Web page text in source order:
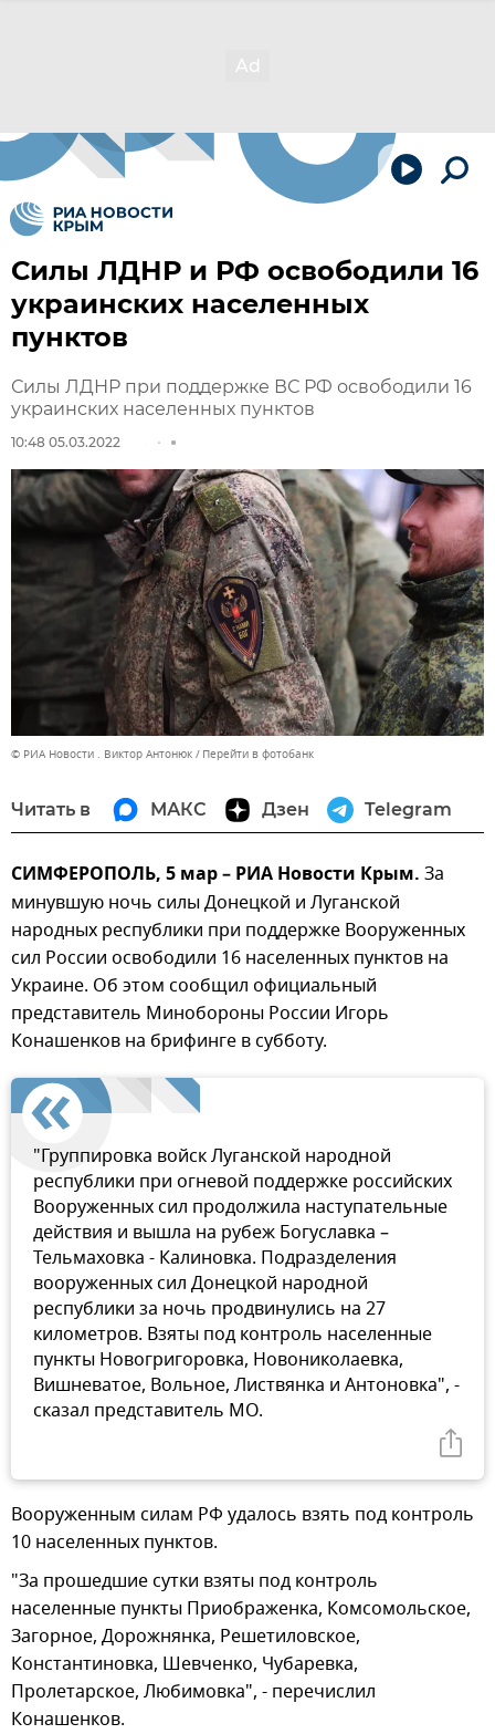
Силы ЛДНР и РФ освободили 16
украинских населенных
пунктов
Силы ЛДНР при поддержке ВС РФ освободили 16
украинских населенных пунктов
10:48 05.03.2022
© РИА Новости . Виктор Антонюк Перейти в фотобанк
Читать в МАКС Дзен Telegram
СИМФЕРОПОЛЬ, 5 мар – РИА Новости Крым. За
минувшую ночь силы Донецкой и Луганской
народных республики при поддержке Вооруженных
сил России освободили 16 населенных пунктов на
Украине. Об этом сообщил официальный
представитель Минобороны России Игорь
Конашенков на брифинге в субботу.
"Группировка войск Луганской народной
республики при огневой поддержке российских
Вооруженных сил продолжила наступательные
действия и вышла на рубеж Богуславка –
Тельмаховка - Калиновка. Подразделения
вооруженных сил Донецкой народной
республики за ночь продвинулись на 27
километров. Взяты под контроль населенные
пункты Новогригоровка, Новониколаевка,
Вишневатое, Вольное, Листвянка и Антоновка", -
сказал представитель МО.
Вооруженным силам РФ удалось взять под контроль
10 населенных пунктов.
"За прошедшие сутки взяты под контроль
населенные пункты Приображенка, Комсомольское,
Загорное, Дорожнянка, Решетиловское,
Константиновка, Шевченко, Чубаревка,
Пролетарское, Любимовка", - перечислил
Конашенков.